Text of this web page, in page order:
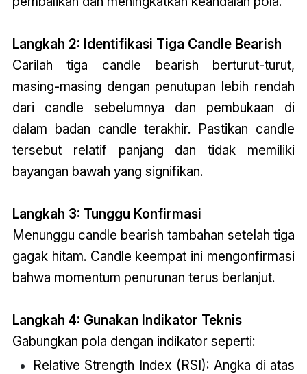
Langkah 2: Identifikasi Tiga Candle Bearish
Carilah tiga candle bearish berturut-turut,
masing-masing dengan penutupan lebih rendah
dari candle sebelumnya dan pembukaan di
dalam badan candle terakhir. Pastikan candle
tersebut relatif panjang dan tidak memiliki
bayangan bawah yang signifikan.
Langkah 3: Tunggu Konfirmasi
Menunggu candle bearish tambahan setelah tiga
gagak hitam. Candle keempat ini mengonfirmasi
bahwa momentum penurunan terus berlanjut.
Langkah 4: Gunakan Indikator Teknis
Gabungkan pola dengan indikator seperti:
Relative Strength Index (RSI): Angka di atas